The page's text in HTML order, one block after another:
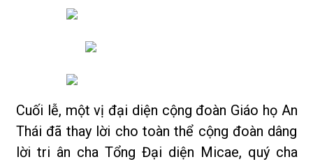
Cuối lễ, một vị đại diện cộng đoàn Giáo họ An
Thái đã thay lời cho toàn thể cộng đoàn dâng
lời tri ân cha Tổng Đại diện Micae, quý cha